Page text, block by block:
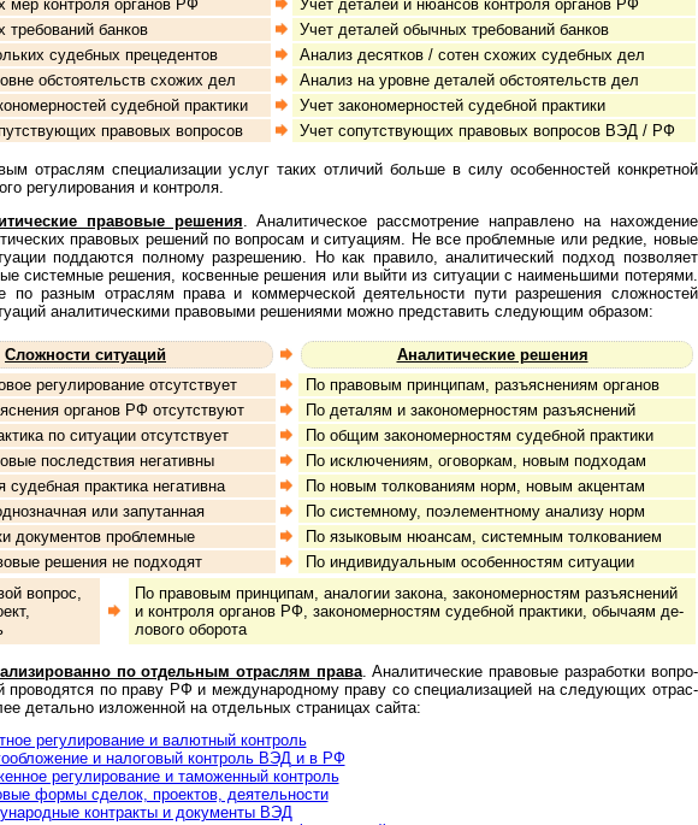
мер контроля органов РФ
Учет деталей и нюансов контроля органов РФ
требований банков
Учет деталей обычных требований банков
судебных прецедентов
Анализ десятков / сотен схожих судебных дел
обстоятельств схожих дел
Анализ на уровне деталей обстоятельств дел
судебной практики
Учет закономерностей судебной практики
правовых вопросов
Учет сопутствующих правовых вопросов ВЭД / РФ
отраслям специализации услуг таких отличий больше в си­лу осо­бен­нос­тей кон­к­рет­ной
регулирования и контроля.
правовые решения . Аналитическое рас­смот­ре­ние на­п­рав­ле­но на на­хож­де­ние
правовых решений по вопросам и ситуациям. Не все проблемные или редкие, новые
поддаются полному разрешению. Но как правило, аналитический подход позволяет
системные решения, косвенные решения или выйти из ситуации с наименьшими потерями.
разным отраслям права и коммерческой де­я­тель­нос­ти пути раз­ре­ше­ния сложностей
ана­ли­ти­чес­ки­ми пра­во­вы­ми решениями можно представить следующим образом:
Сложности ситуаций
Аналитические решения
регулирование отсутствует
По правовым принципам, разъяснениям органов
органов РФ отсутствуют
По деталям и закономерностям разъяснений
по ситуации отсутствует
По общим закономерностям судебной практики
последствия негативны
По исключениям, оговоркам, новым подходам
практика негативна
По новым толкованиям норм, новым акцентам
или запутанная
По системному, поэлементному анализу норм
документов проблемные
По языковым нюансам, системным толкованием
решения не подходят
По индивидуальным особенностям ситуации
вопрос,
По правовым принципам, аналогии закона, за­ко­но­мер­нос­тям разъ­яс­не­ний
и кон­т­ро­ля органов РФ, за­ко­но­мер­нос­тям су­деб­ной прак­ти­ки, обы­ча­ям де­
ло­во­го оборота
по отдельным отраслям права. Ана­ли­ти­чес­кие пра­во­вые раз­ра­бот­ки во­п­ро­
проводятся по праву РФ и международному праву со специализацией на следующих от­рас­
детально изложенной на отдельных страницах сайта:
регулирование и валютный контроль
и налоговый контроль ВЭД и в РФ
регулирование и таможенный контроль
формы сделок, проектов, деятельности
контракты и документы ВЭД